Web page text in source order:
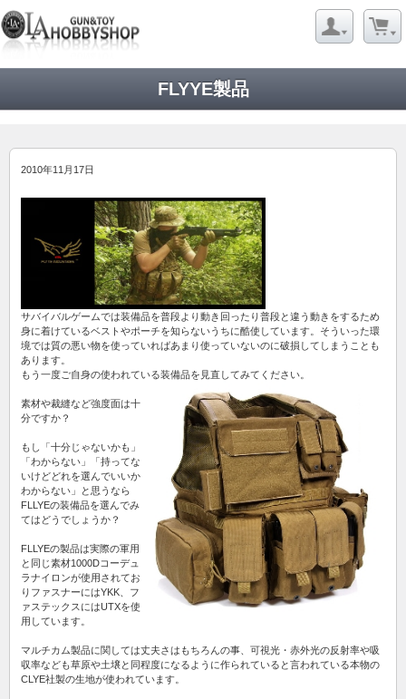
FLYYE製品
2010年11月17日
サバイバルゲームでは装備品を普段より動き回ったり普段と違う動きをするため
身に着けているベストやポーチを知らないうちに酷使しています。そういった環
境では質の悪い物を使っていればあまり使っていないのに破損してしまうことも
あります。
もう一度ご自身の使われている装備品を見直してみてください。
素材や裁縫など強度面は十
分ですか？
もし「十分じゃないかも」
「わからない」「持ってな
いけどどれを選んでいいか
わからない」と思うなら
FLLYEの装備品を選んでみ
てはどうでしょうか？
FLLYEの製品は実際の軍用
と同じ素材1000Dコーデュ
ラナイロンが使用されてお
りファスナーにはYKK、フ
ァステックスにはUTXを使
用しています。
マルチカム製品に関しては丈夫さはもちろんの事、可視光・赤外光の反射率や吸
収率なども草原や土壌と同程度になるように作られていると言われている本物の
CLYE社製の生地が使われています。